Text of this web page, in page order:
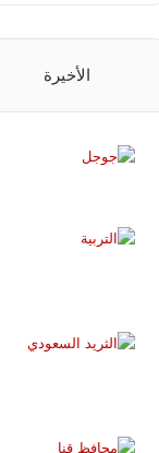
الأخيرة